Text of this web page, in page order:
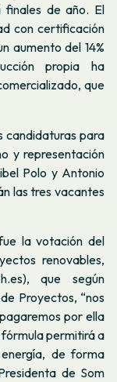
de año. El
con certificación
aumento del 14%
propia ha
que
candidaturas para
y representación
Polo y Antonio
las tres vacantes
la votación del
renovables,
que según
Proyectos, “nos
por ella
permitirá a
de forma
de Som